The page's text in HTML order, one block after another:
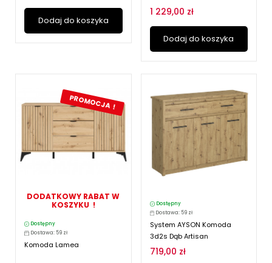
Dodaj do koszyka
1 229,00 zł
Dodaj do koszyka
PROMOCJA !
DODATKOWY RABAT W
KOSZYKU !
Dostępny
Dostawa: 59 zł
Komoda Lamea
Dostępny
Dostawa: 59 zł
System AYSON Komoda
3d2s Dąb Artisan
719,00 zł